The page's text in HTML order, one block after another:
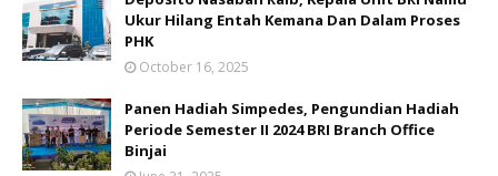
Ukur Hilang Entah Kemana Dan Dalam Proses
PHK
October 16, 2025
Panen Hadiah Simpedes, Pengundian Hadiah
Periode Semester II 2024 BRI Branch Office
Binjai